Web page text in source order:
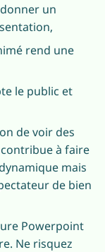
un
rend une
le public et
de voir des
à faire
mais
de bien
Powerpoint
Ne risquez